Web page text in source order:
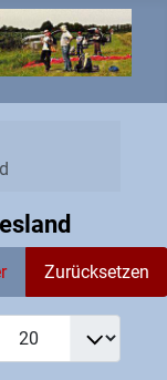
Zurücksetzen
Anzeige #